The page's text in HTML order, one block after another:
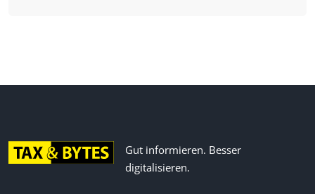
Gut informieren. Besser
digitalisieren.